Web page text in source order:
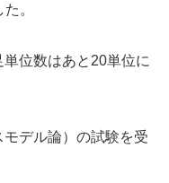
。
位数はあと20単位に
デル論）の試験を受